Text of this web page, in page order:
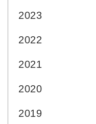
2023
2022
2021
2020
2019